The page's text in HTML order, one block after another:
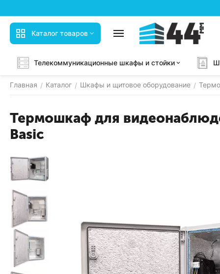
Каталог товаров
Телекоммуникационные шкафы и стойки
Главная / Каталог / Шкафы и щитовое оборудование /
Термошкаф для
Basic